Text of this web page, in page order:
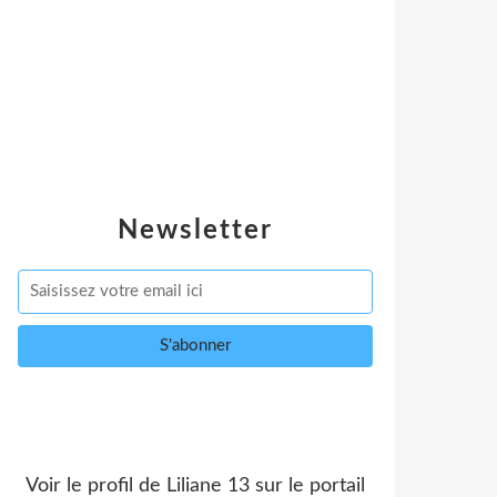
Newsletter
Voir le profil de Liliane 13 sur le portail